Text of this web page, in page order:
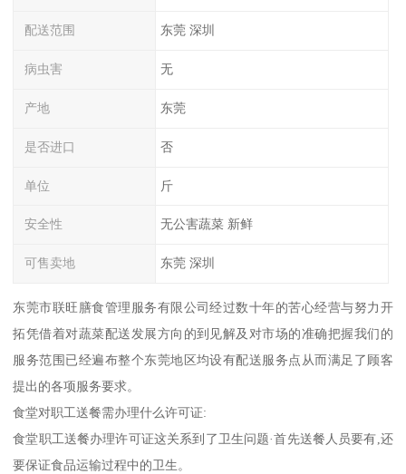
配送范围 东莞 深圳
病虫害 无
产地 东莞
是否进口 否
单位 斤
安全性 无公害蔬菜 新鲜
可售卖地 东莞 深圳
东莞市联旺膳食管理服务有限公司经过数十年的苦心经营与努力开
拓凭借着对蔬菜配送发展方向的到见解及对市场的准确把握我们的
服务范围已经遍布整个东莞地区均设有配送服务点从而满足了顾客
提出的各项服务要求。
食堂对职工送餐需办理什么许可证:
食堂职工送餐办理许可证这关系到了卫生问题·首先送餐人员要有,还
要保证食品运输过程中的卫生。